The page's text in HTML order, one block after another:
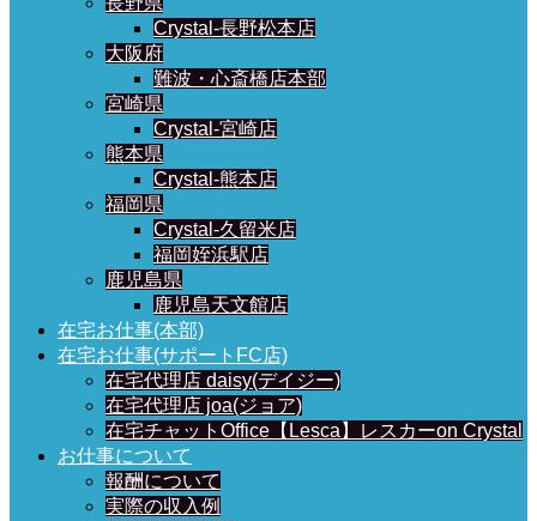
Crystal-長野松本店
大阪府
難波・心斎橋店本部
宮崎県
Crystal-宮崎店
熊本県
Crystal-熊本店
福岡県
Crystal-久留米店
福岡姪浜駅店
鹿児島県
鹿児島天文館店
在宅お仕事(本部)
在宅お仕事(サポートFC店)
在宅代理店 daisy(デイジー)
在宅代理店 joa(ジョア)
在宅チャットOffice【Lesca】レスカーon Crystal
お仕事について
報酬について
実際の収入例